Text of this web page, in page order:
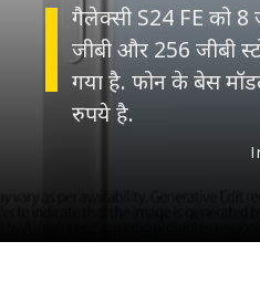
गैलेक्सी S24 FE को 8
जीबी और 256 जीबी
गया है. फोन के बेस
रुपये है.